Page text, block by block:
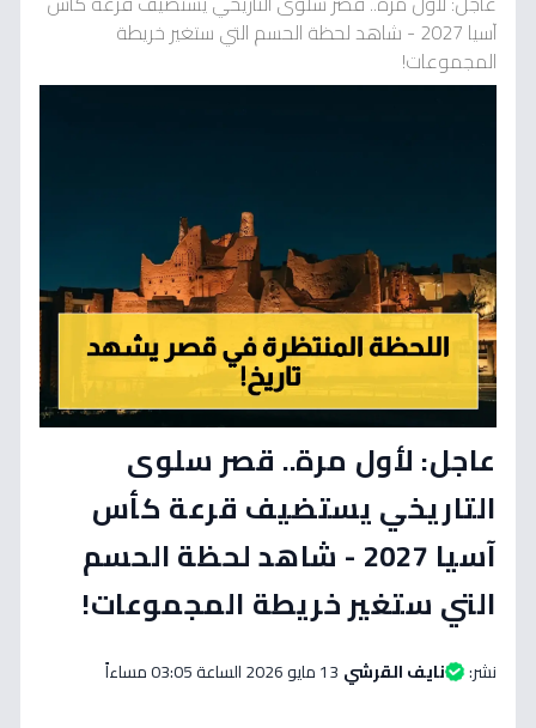
آسيا 2027 - شاهد لحظة الحسم التي ستغير خريطة
المجموعات!
عاجل: لأول مرة.. قصر سلوى
التاريخي يستضيف قرعة كأس
آسيا 2027 - شاهد لحظة الحسم
التي ستغير خريطة المجموعات!
نشر: نايف القرشي 13 مايو 2026 الساعة 03:05 مساءاً